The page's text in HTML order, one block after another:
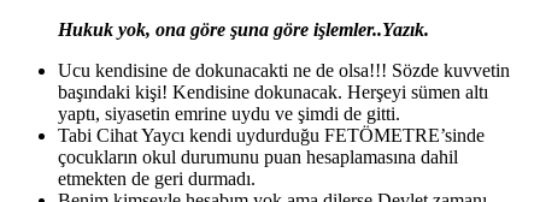
Hukuk yok, ona göre şuna göre işlemler..Yazık.
Ucu kendisine de dokunacakti ne de olsa!!! Sözde kuvvetin
başındaki kişi! Kendisine dokunacak. Herşeyi sümen altı
yaptı, siyasetin emrine uydu ve şimdi de gitti.
Tabi Cihat Yaycı kendi uydurduğu FETÖMETRE’sinde
çocukların okul durumunu puan hesaplamasına dahil
etmekten de geri durmadı.